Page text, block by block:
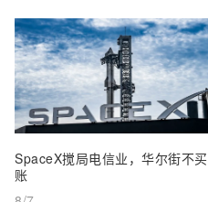
SpaceX搅局电信业，华尔街不买
账